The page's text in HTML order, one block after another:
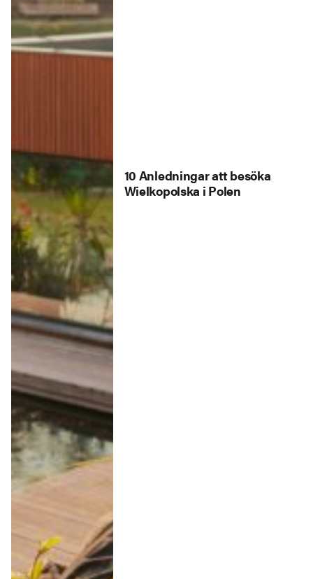
10 Anledningar att besöka
Wielkopolska i Polen